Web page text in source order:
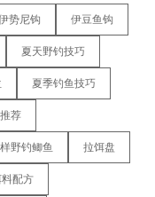
势尼钩 伊豆鱼钩
夏天野钓技巧
夏季钓鱼技巧
荐
野钓鲫鱼 拉饵盘
配方